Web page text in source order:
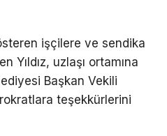
işçilere ve sendika
Yıldız, uzlaşı ortamına
Başkan Vekili
teşekkürlerini